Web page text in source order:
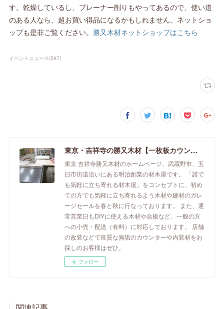
す。乾燥しているし、プレーナー削りもやってあるので、使い道
のある人なら、超お買い得品になるかもしれません。ネットショ
ップも是非ご覧ください。 勝又木材ネットショップはこちら
イベントニュース(597)
東京・吉祥寺の勝又木材【一枚板カウンター】
東京 吉祥寺勝又木材のホームページ。武蔵野市、五
日市街道沿いにある明治創業の材木屋です。 「誰で
も気軽に立ち寄れる材木屋」をコンセプトに、初め
ての方でも気軽に立ち寄れるよう木材や建材のガレ
ージセールを春と秋に行なっております。 また、通
常営業日もDIYに使える木材や合板など、一般の方
への小売・配送（有料）に対応しております。 店舗
の改装などで良質な無垢のカウンターや内装材をお
探しのお客様はぜひ。
フォロー